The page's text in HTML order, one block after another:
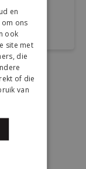
en
ons
ook
site met
die
of die
van